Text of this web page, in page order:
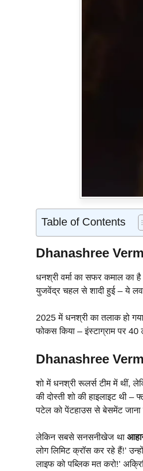
Table of Contents
Dhanashree
धनश्री वर्मा का सफर कमाल का
युजवेंद्र चहल से शादी हुई – ये
2025 में धनश्री का तलाक हो
फोकस किया – इंस्टाग्राम पर
Dhanashree
शो में धनश्री रूलर्स टीम में थीं,
की दोस्ती शो की हाइलाइट थी
पटेल को पेंटहाउस से बेसमेंट
लेकिन सबसे सनसनीखेज था
लोग लिमिट क्रॉस कर रहे हैं!’
लाइफ को पब्लिक मत करो!’